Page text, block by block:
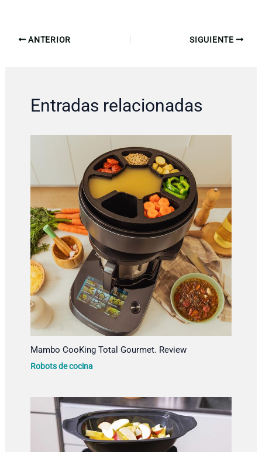
ANTERIOR SIGUIENTE
Entradas relacionadas
Mambo CooKing Total Gourmet. Review
Robots de cocina